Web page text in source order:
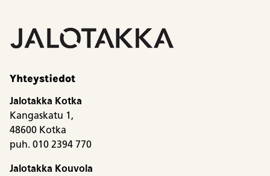
Yhteystiedot
Jalotakka Kotka
Kangaskatu 1,
48600 Kotka
puh. 010 2394 770
Jalotakka Kouvola